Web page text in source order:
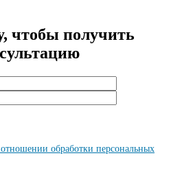
чтобы получить
обработки персональных